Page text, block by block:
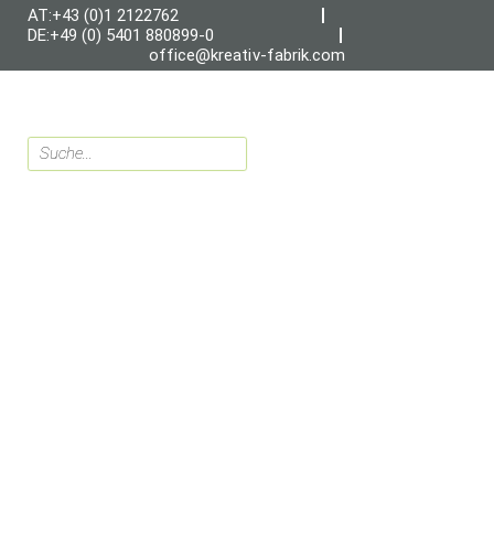
AT:+43 (0)1 2122762
DE:+49 (0) 5401 880899-0
office@kreativ-fabrik.com